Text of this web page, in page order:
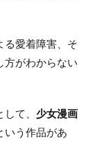
る愛着障害、そ
方がわからない
て、 少女漫画
いう作品があ